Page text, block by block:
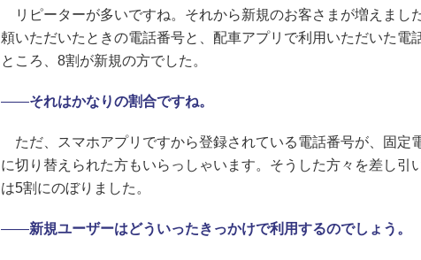
リピーターが多いですね。それから新規のお客さまが増えまし
頼いただいたときの電話番号と、配車アプリで利用いただいた電
ところ、8割が新規の方でした。
――それはかなりの割合ですね。
ただ、スマホアプリですから登録されている電話番号が、固定
に切り替えられた方もいらっしゃいます。そうした方々を差し引
は5割にのぼりました。
――新規ユーザーはどういったきっかけで利用するのでしょう。